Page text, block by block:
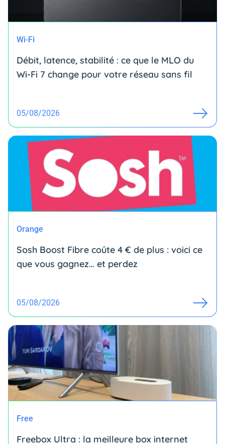
Wi-Fi
Débit, latence, stabilité : ce que le MLO du
Wi-Fi 7 change pour votre réseau sans fil
05/08/2026
Orange
Sosh Boost Fibre coûte 4 € de plus : voici ce
que vous gagnez… et perdez
05/08/2026
Free
Freebox Ultra : la meilleure box internet